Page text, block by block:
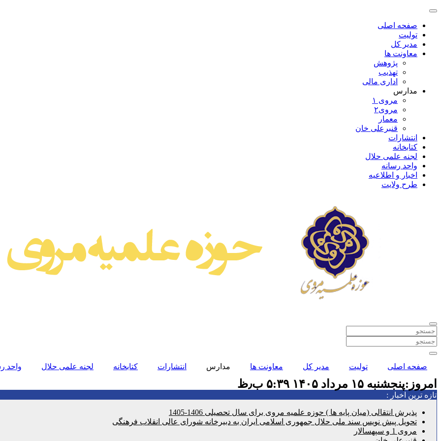
صفحه اصلی
تولیت
مدیر کل
معاونت ها
پژوهش
تهذیب
اداری مالی
مدارس
مروی ۱
مروی۲
معمار
قنبرعلی خان
انتشارات
کتابخانه
لجنه علمی حلال
واحد رسانه
اخبار و اطلاعیه
طرح ولایت
صفحه اصلی تولیت مدیر کل معاونت ها مدارس انتشارات کتابخانه لجنه علمی حلال واحد
امروز:پنجشنبه ۱۵ مرداد ۱۴۰۵ ۵:۳۹ ب٫ظ
تازه ترین اخبار :
پذیرش انتقالی (میان پایه ها ) حوزه علمیه مروی برای سال تحصیلی 1406-1405
تحویل پیش نویس سند ملی حلال جمهوری اسلامی ایران به دبیرخانه شورای عالی انقلاب فرهنگی
مروی 1 و سپهسالار